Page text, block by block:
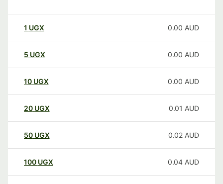
1 UGX 0.00 AUD
5 UGX 0.00 AUD
10 UGX 0.00 AUD
20 UGX 0.01 AUD
50 UGX 0.02 AUD
100 UGX 0.04 AUD